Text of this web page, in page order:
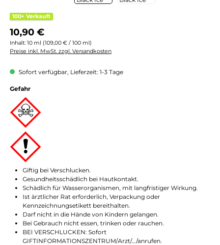
100+ Verkauft
Regulärer Preis:
10,90 €
Inhalt: 10 ml (109,00 € / 100 ml)
Preise inkl. MwSt. zzgl. Versandkosten
Sofort verfügbar, Lieferzeit: 1-3 Tage
Gefahr
Giftig bei Verschlucken.
Gesundheitsschädlich bei Hautkontakt.
Schädlich für Wasserorganismen, mit langfristiger Wirkung.
Ist ärztlicher Rat erforderlich, Verpackung oder
Kennzeichnungsetikett bereithalten.
Darf nicht in die Hände von Kindern gelangen.
Bei Gebrauch nicht essen, trinken oder rauchen.
BEI VERSCHLUCKEN: Sofort
GIFTINFORMATIONSZENTRUM/Arzt/…/anrufen.